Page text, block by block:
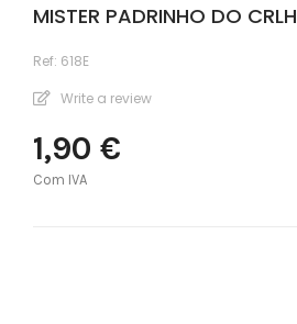
MISTER PADRINHO DO CRLH
Ref: 618E
Write a review
1,90 €
Com IVA